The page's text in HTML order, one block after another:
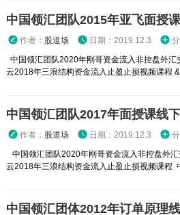
作者： 股道场 日期：2019.12.3
中国领汇团队2020年刚哥资金流入非控盘外汇
云2018年三浪结构资金流入止盈止损视频课程
中国领汇团队2017年面授课线
作者： 股道场 日期：2019.12.3
中国领汇团队2020年刚哥资金流入非控盘外
云2018年三浪结构资金流入止盈止损视频课程
中国领汇团体2012年订单原理